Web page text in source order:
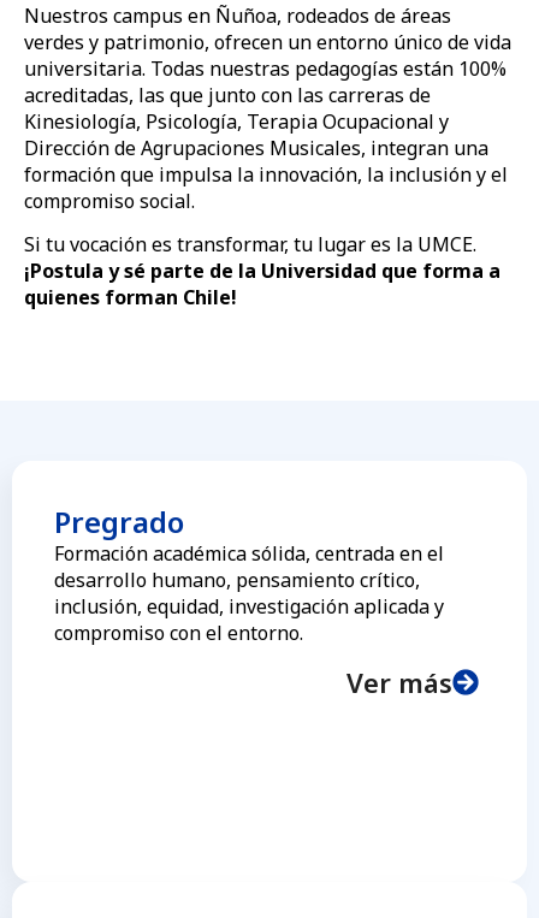
Nuestros campus en Ñuñoa, rodeados de áreas
verdes y patrimonio, ofrecen un entorno único de vida
universitaria. Todas nuestras pedagogías están 100%
acreditadas, las que junto con las carreras de
Kinesiología, Psicología, Terapia Ocupacional y
Dirección de Agrupaciones Musicales, integran una
formación que impulsa la innovación, la inclusión y el
compromiso social.
Si tu vocación es transformar, tu lugar es la UMCE.
¡Postula y sé parte de la Universidad que forma a
quienes forman Chile!
Pregrado
Formación académica sólida, centrada en el
desarrollo humano, pensamiento crítico,
inclusión, equidad, investigación aplicada y
compromiso con el entorno.
Ver más